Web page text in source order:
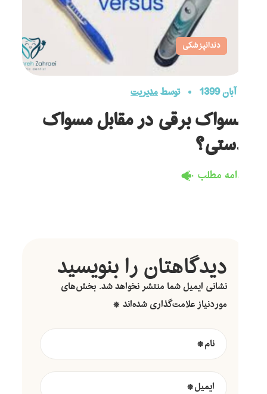
دندانپزشکی
توسطمدیریت
مسواک برقی در مقابل مسواک
دستی؟
ادامه مطلب
دیدگاهتان را بنویسید
نشانی ایمیل شما منتشر نخواهد شد. بخش‌های
موردنیاز علامت‌گذاری شده‌اند *